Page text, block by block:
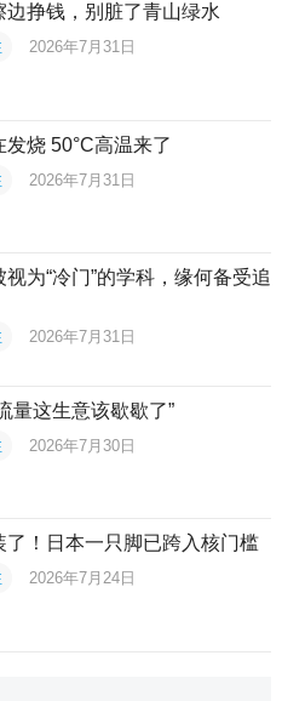
边挣钱，别脏了青山绿水
2026年7月31日
发烧 50°C高温来了
2026年7月31日
为“冷门”的学科，缘何备受追
2026年7月31日
量这生意该歇歇了”
2026年7月30日
了！日本一只脚已跨入核门槛
2026年7月24日